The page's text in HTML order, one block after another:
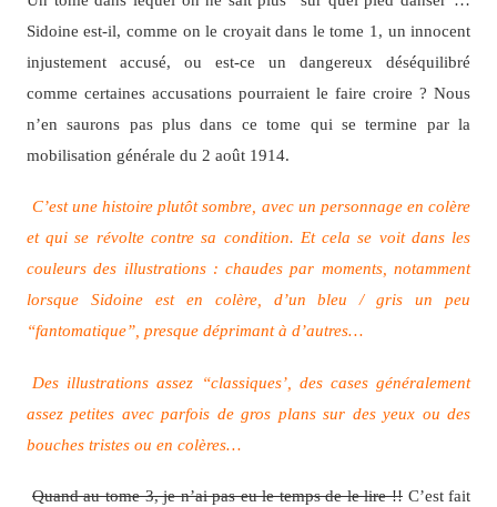
Sidoine est-il, comme on le croyait dans le tome 1, un innocent
injustement accusé, ou est-ce un dangereux déséquilibré
comme certaines accusations pourraient le faire croire ? Nous
n’en saurons pas plus dans ce tome qui se termine par la
mobilisation générale du 2 août 1914.
C’est une histoire plutôt sombre, avec un personnage en colère
et qui se révolte contre sa condition. Et cela se voit dans les
couleurs des illustrations : chaudes par moments, notamment
lorsque Sidoine est en colère, d’un bleu / gris un peu
“fantomatique”, presque déprimant à d’autres…
Des illustrations assez “classiques’, des cases généralement
assez petites avec parfois de gros plans sur des yeux ou des
bouches tristes ou en colères…
Quand au tome 3, je n’ai pas eu le temps de le lire !!C’est fait